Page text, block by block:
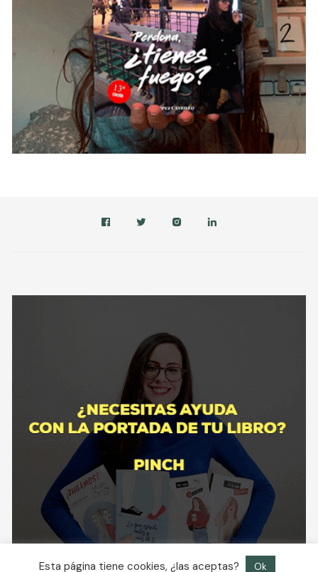
Esta página tiene cookies, ¿las aceptas? Ok